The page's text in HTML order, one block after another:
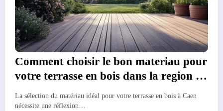
Comment choisir le bon materiau pour
votre terrasse en bois dans la region de
Caen
La sélection du matériau idéal pour votre terrasse en bois à Caen
nécessite une réflexion…